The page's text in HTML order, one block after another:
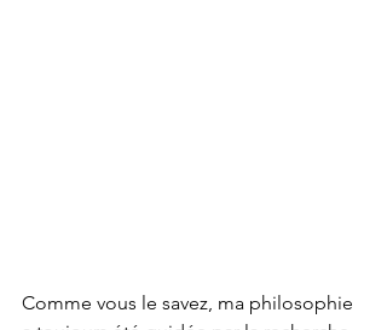
Comme vous le savez, ma philosophie